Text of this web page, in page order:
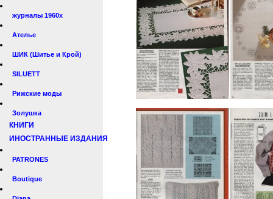
журналы 1960х
Ателье
ШИК (Шитье и Крой)
SILUETT
Рижские моды
Золушка
КНИГИ
ИНОСТРАННЫЕ ИЗДАНИЯ
PATRONES
Boutique